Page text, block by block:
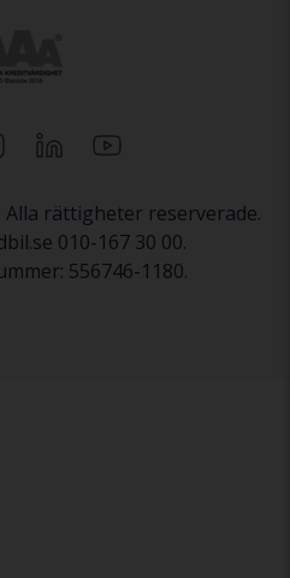
rättigheter reserverade.
010-167 30 00.
556746-1180.